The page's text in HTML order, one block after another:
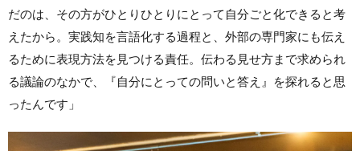
だのは、その方がひとりひとりにとって自分ごと化できると考
えたから。実践知を言語化する過程と、外部の専門家にも伝え
るために表現方法を見つける責任。伝わる見せ方まで求められ
る議論のなかで、『自分にとっての問いと答え』を探れると思
ったんです」